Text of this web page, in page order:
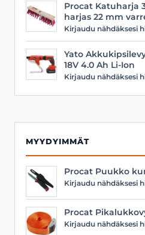
Procat Katuharja
harjas 22 mm
Kirjaudu nähdäksesi
Yato
18V 4.0 Ah Li-Ion
Kirjaudu nähdäksesi
MYYDYIMMÄT
Procat Puukko
Kirjaudu nähdäksesi
Procat
Kirjaudu nähdäksesi